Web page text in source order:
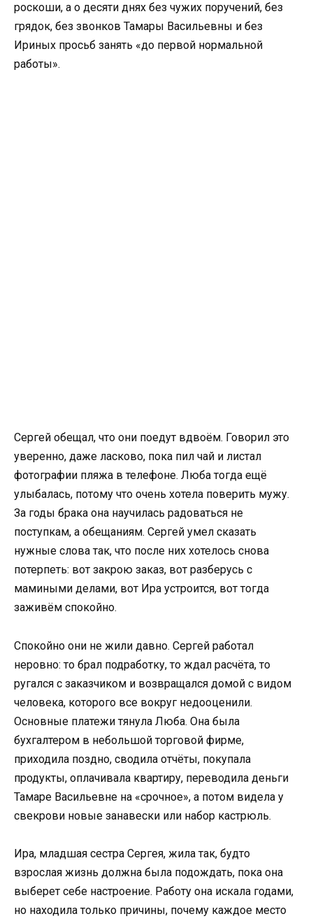
роскоши, а о десяти днях без чужих поручений, без
грядок, без звонков Тамары Васильевны и без
Ириных просьб занять «до первой нормальной
работы».
Сергей обещал, что они поедут вдвоём. Говорил это
уверенно, даже ласково, пока пил чай и листал
фотографии пляжа в телефоне. Люба тогда ещё
улыбалась, потому что очень хотела поверить мужу.
За годы брака она научилась радоваться не
поступкам, а обещаниям. Сергей умел сказать
нужные слова так, что после них хотелось снова
потерпеть: вот закрою заказ, вот разберусь с
мамиными делами, вот Ира устроится, вот тогда
заживём спокойно.
Спокойно они не жили давно. Сергей работал
неровно: то брал подработку, то ждал расчёта, то
ругался с заказчиком и возвращался домой с видом
человека, которого все вокруг недооценили.
Основные платежи тянула Люба. Она была
бухгалтером в небольшой торговой фирме,
приходила поздно, сводила отчёты, покупала
продукты, оплачивала квартиру, переводила деньги
Тамаре Васильевне на «срочное», а потом видела у
свекрови новые занавески или набор кастрюль.
Ира, младшая сестра Сергея, жила так, будто
взрослая жизнь должна была подождать, пока она
выберет себе настроение. Работу она искала годами,
но находила только причины, почему каждое место